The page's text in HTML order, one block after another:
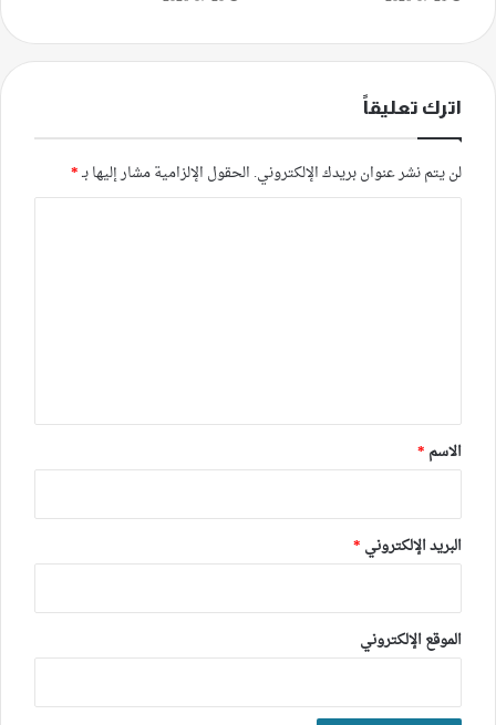
اترك تعليقاً
لن يتم نشر عنوان بريدك الإلكتروني. الحقول الإلزامية مشار إليها بـ*
*
الاسم *
البريد الإلكتروني *
الموقع الإلكتروني